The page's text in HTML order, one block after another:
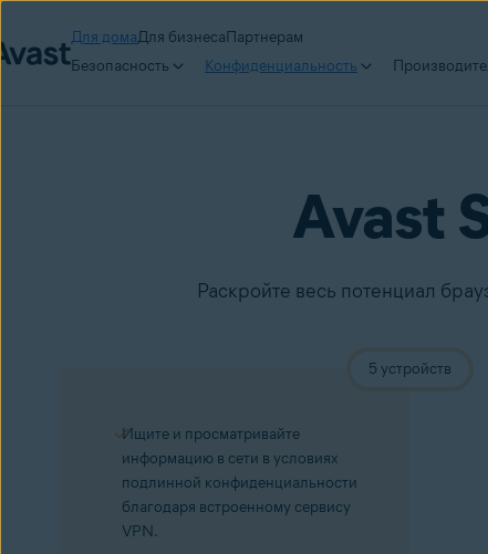
Для домаДля бизнесаПартнерам
Безопасность
Конфиденциальность
Avast
Раскройте весь потенциал
Ищите и просматривайте
информацию в сети в условиях
подлинной конфиденциальности
благодаря встроенному сервису
VPN.
5 устройств